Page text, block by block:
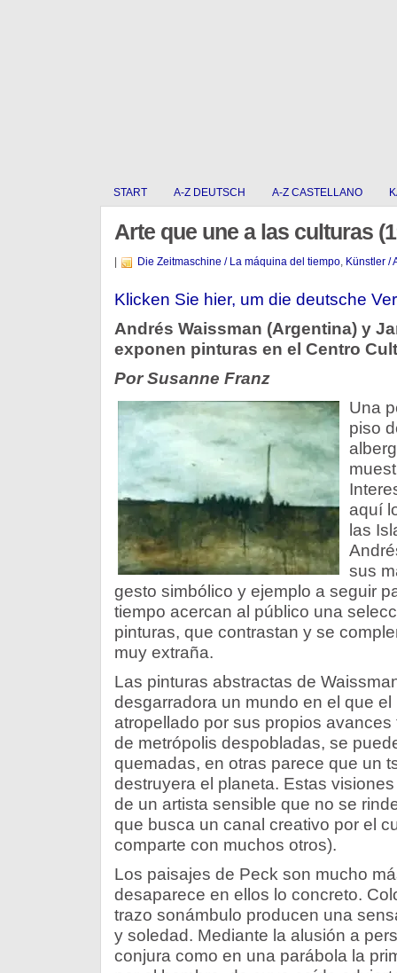
START A-Z DEUTSCH A-Z CASTELLANO
Arte que une a las culturas
Die Zeitmaschine / La máquina del tiempo, Künstler /
Klicken Sie hier, um die deutsche
Andrés Waissman (Argentina) y
exponen pinturas en el Centro
Por Susanne Franz
Una
piso
aquí
las
sus
gesto simbólico y ejemplo a seguir
tiempo acercan al público una
pinturas, que contrastan y se
muy extraña.
Las pinturas abstractas de
desgarradora un mundo en el que
atropellado por sus propios
de metrópolis despobladas, se
quemadas, en otras parece que un
destruyera el planeta. Estas
de un artista sensible que no se
que busca un canal creativo por el
comparte con muchos otros).
Los paisajes de Peck son mucho
desaparece en ellos lo concreto.
trazo sonámbulo producen una
y soledad. Mediante la alusión a
conjura como en una parábola la